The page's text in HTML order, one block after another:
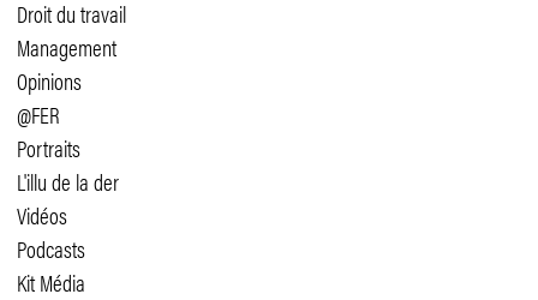
Droit du travail
Management
Opinions
@FER
Portraits
L'illu de la der
Vidéos
Podcasts
Kit Média